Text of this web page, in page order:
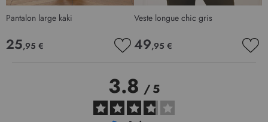
Pantalon large kaki
25,95 €
MA
LISTE
D’ENVIE
Veste longue chic gris
49,95 €
3.8/5